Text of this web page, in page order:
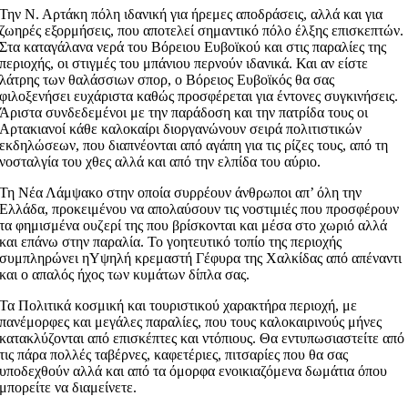
Την Ν. Αρτάκη πόλη ιδανική για ήρεμες αποδράσεις, αλλά και για
ζωηρές εξορμήσεις, που αποτελεί σημαντικό πόλο έλξης επισκεπτών.
Στα καταγάλανα νερά του Βόρειου Ευβοϊκού και στις παραλίες της
περιοχής, οι στιγμές του μπάνιου περνούν ιδανικά. Και αν είστε
λάτρης των θαλάσσιων σπορ, ο Βόρειος Ευβοϊκός θα σας
φιλοξενήσει ευχάριστα καθώς προσφέρεται για έντονες συγκινήσεις.
Άριστα συνδεδεμένοι με την παράδοση και την πατρίδα τους οι
Αρτακιανοί κάθε καλοκαίρι διοργανώνουν σειρά πολιτιστικών
εκδηλώσεων, που διαπνέονται από αγάπη για τις ρίζες τους, από τη
νοσταλγία του χθες αλλά και από την ελπίδα του αύριο.
Τη Νέα Λάμψακο στην οποία συρρέουν άνθρωποι απ’ όλη την
Ελλάδα, προκειμένου να απολαύσουν τις νοστιμιές που προσφέρουν
τα φημισμένα ουζερί της που βρίσκονται και μέσα στο χωριό αλλά
και επάνω στην παραλία. Το γοητευτικό τοπίο της περιοχής
συμπληρώνει ηΥψηλή κρεμαστή Γέφυρα της Χαλκίδας από απέναντι
και ο απαλός ήχος των κυμάτων δίπλα σας.
Τα Πολιτικά κοσμική και τουριστικού χαρακτήρα περιοχή, με
πανέμορφες και μεγάλες παραλίες, που τους καλοκαιρινούς μήνες
κατακλύζονται από επισκέπτες και ντόπιους. Θα εντυπωσιαστείτε από
τις πάρα πολλές ταβέρνες, καφετέριες, πιτσαρίες που θα σας
υποδεχθούν αλλά και από τα όμορφα ενοικιαζόμενα δωμάτια όπου
μπορείτε να διαμείνετε.